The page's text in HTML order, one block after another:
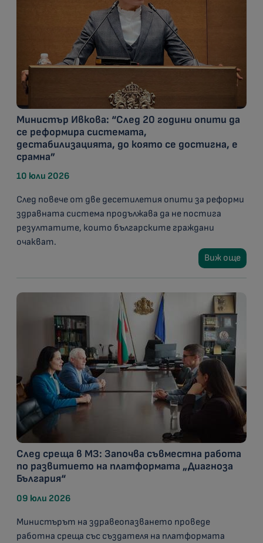
Министър Ивкова: “След 20 години опити да
се реформира системата,
дестабилизацията, до която се достигна, е
срамна”
10 юли 2026
След повече от две десетилетия опити за реформи
здравната система продължава да не постига
резултатите, които българските граждани
очакват.
Виж още
След среща в МЗ: Започва съвместна работа
по развитието на платформата „Диагноза
България“
09 юли 2026
Министърът на здравеопазването проведе
работна среща със създателя на платформата